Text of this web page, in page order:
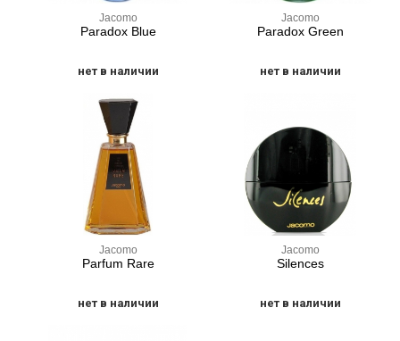
Jacomo
Paradox Blue
нет в наличии
Jacomo
Paradox Green
нет в наличии
Jacomo
Parfum Rare
нет в наличии
Jacomo
Silences
нет в наличии